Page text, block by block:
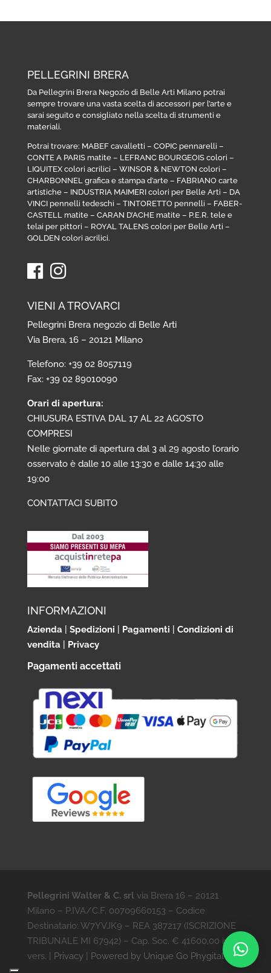
PELLEGRINI BRERA
Da Pellegrini Brera Negozio di Belle Arti Milano potrai
sempre trovare una vasta scelta di accessori per l’arte e
sarai seguito e consigliato nella scelta di strumenti e
materiali.
Potrai trovare: MABEF cavalletti – COPIC pennarelli –
CONTE A PARIS matite– LEFRANC BOURGEOIS colori –
LIQUITEX colori acrilici – WINSOR & NEWTON colori –
CHARBONNEL grafica e stampa d’arte– FABRIANO carte
artistiche– INDUSTRIA MAIMERI colori per Belle Arti – DA
VINCI pennelli tedeschi – TINTORETTO pennelli – FABER-
CASTELL matite– CARAN D’ACHE matite– P.E.R. tele e
telai per pittori – ROYAL TALENS colori per Belle Arti –
GOLDEN colori acrilici.
VIENI A TROVARCI
Pellegrini Brera negozio di Belle Arti
Via Brera, 16 – 20121 Milano
Telefono: +39 02 8057119
Fax: +39 02 89010090
Orari di apertura:
CHIUSURA ESTIVA DAL 17 AL 22 AGOSTO
COMPRESI
Nelle giornate di apertura dal 3 al 29 agosto l’orario
osservato è dalle 10 alle 13:30 e dalle 14:30 alle
19:00
CONTATTACI SUBITO
INFORMAZIONI
Azienda| Spedizioni Pagamenti
Condizioni di
vendita| Privacy
Pagamenti accettati
Pellegrini Walter & C. srlvia Brera 16 – 20121
Milano – P.IVA/C.F. 00709660153 – Codice
Destinatario: W7YVJK9 – REA 387217 (ISCRIZIONE
TRIBUNALE MI 67942) – Cap. Soc. € 41600,00 int.
vers. | Privacy| Powered by Unique Go Phygital